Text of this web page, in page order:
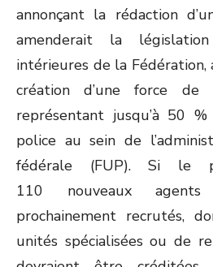
annonçant la rédaction
amenderait la
intérieures de la
création d’une force de
représentant jusqu’à 50
police au sein de
fédérale (FUP). Si le
110 nouveaux
prochainement recrutés,
unités spécialisées ou de